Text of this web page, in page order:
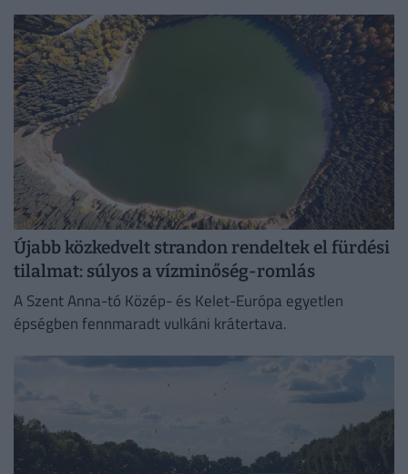
Újabb közkedvelt strandon rendeltek el fürdési
tilalmat: súlyos a vízminőség-romlás
A Szent Anna-tó Közép- és Kelet-Európa egyetlen
épségben fennmaradt vulkáni krátertava.